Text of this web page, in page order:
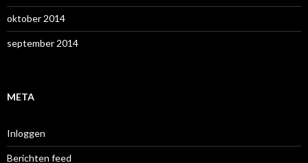
oktober 2014
september 2014
META
Inloggen
Berichten feed